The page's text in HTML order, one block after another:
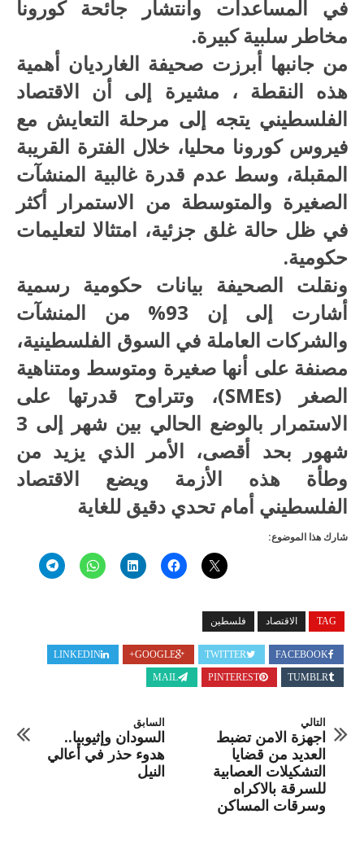
في المساعدات وانتشار جائحة كورونا
مخاطر سلبية كبيرة.
من جانبها أبرزت صحيفة الغارديان أهمية
هذه النقطة ، مشيرة إلى أن الاقتصاد
الفلسطيني يتجه إلى مرحلة التعايش مع
فيروس كورونا محليا، خلال الفترة القريبة
المقبلة، وسط عدم قدرة غالبية المنشآت
الصغيرة والمتوسطة من الاستمرار أكثر
في ظل حالة غلق جزئية، امتثالا لتعليمات
حكومية.
ونقلت الصحيفة بيانات حكومية رسمية
أشارت إلى إن 93% من المنشآت
والشركات العاملة في السوق الفلسطينية،
مصنفة على أنها صغيرة ومتوسط ومتناهية
الصغر (SMEs)، وتتراوح قدرتها على
الاستمرار بالوضع الحالي بين شهر إلى 3
شهور بحد أقصى، الأمر الذي يزيد من
وطأة هذه الأزمة ويضع الاقتصاد
الفلسطيني أمام تحدي دقيق للغاية
شارك هذا الموضوع:
TAG الاقتصاد فلسطين
FACEBOOK
TWITTER
GOOGLE+
LINKEDIN
TUMBLR
PINTEREST
MAIL
السابق
السودان وإثيوبيا..
هدوء حذر في أعالي
النيل
التالي
اجهزة الامن تضبط
العديد من قضايا
التشكيلات العصابية
للسرقة بالاكراه
وسرقات المساكن